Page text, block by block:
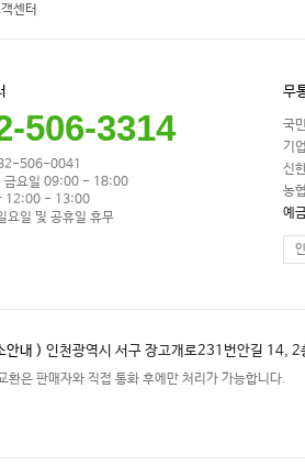
센터
506-3314
506-0041
금요일 09:00 - 18:00
12:00 - 13:00
요일 및 공휴일 휴무
무
국
기
신
농
예
안내 ) 인천광역시 서구 장고개로231번안길 14, 2
환은 판매자와 직접 통화 후에만 처리가 가능합니다.